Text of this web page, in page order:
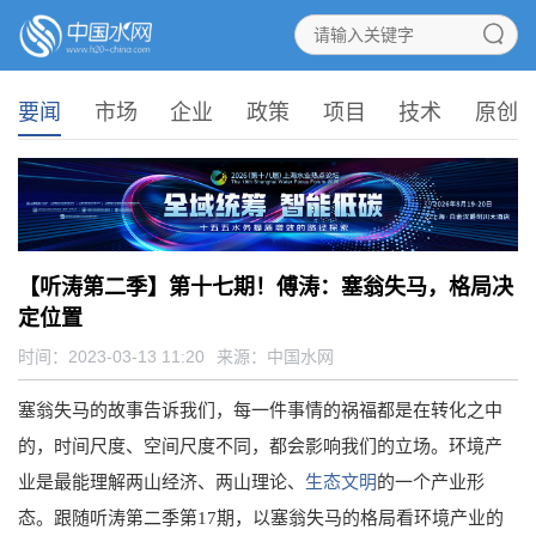
要闻 市场 企业 政策 项目 技术 原创
【听涛第二季】第十七期！傅涛：塞翁失马，格局决
定位置
时间：2023-03-13 11:20 来源： 中国水网
塞翁失马的故事告诉我们，每一件事情的祸福都是在转化之中
的，时间尺度、空间尺度不同，都会影响我们的立场。环境产
业是最能理解两山经济、两山理论、 生态文明的一个产业形
态。跟随听涛第二季第17期，以塞翁失马的格局看环境产业的